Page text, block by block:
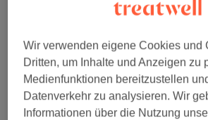
Wir verwenden eigene Cookies und
Dritten, um Inhalte und Anzeigen zu
Medienfunktionen bereitzustellen
Datenverkehr zu analysieren. Wir
Informationen über die Nutzung